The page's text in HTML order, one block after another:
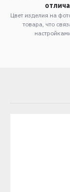
Цвет изделия на
товара, что